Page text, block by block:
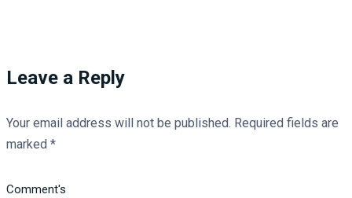
Leave a Reply
Your email address will not be published. Required fields are
marked *
Comment's